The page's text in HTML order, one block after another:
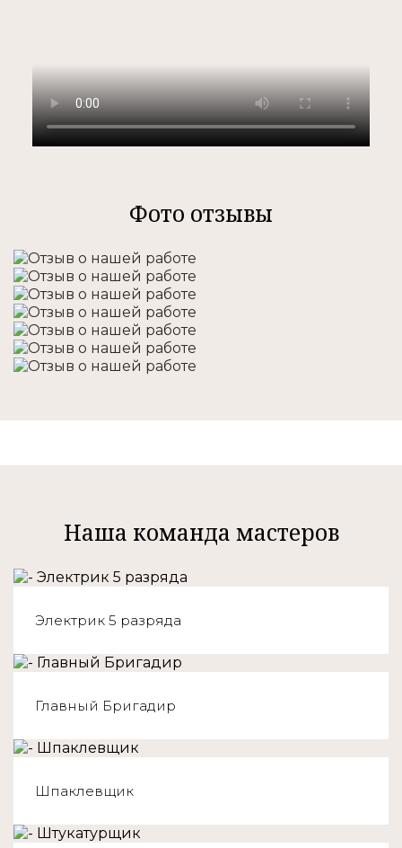
Фото отзывы
Наша команда мастеров
Электрик 5 разряда
Главный Бригадир
Шпаклевщик